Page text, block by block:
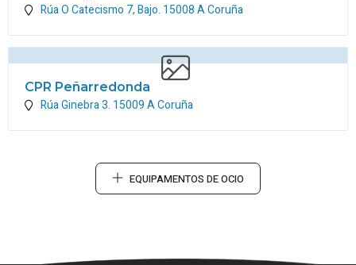
Rúa O Catecismo 7, Bajo. 15008A Coruña
CPR Peñarredonda
Rúa Ginebra 3. 15009A Coruña
EQUIPAMENTOS DE OCIO